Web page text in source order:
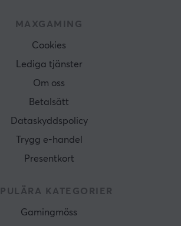
MAXGAMING
Cookies
Lediga tjänster
Om oss
Betalsätt
Dataskyddspolicy
Trygg e-handel
Presentkort
KATEGORIER
Gamingmöss